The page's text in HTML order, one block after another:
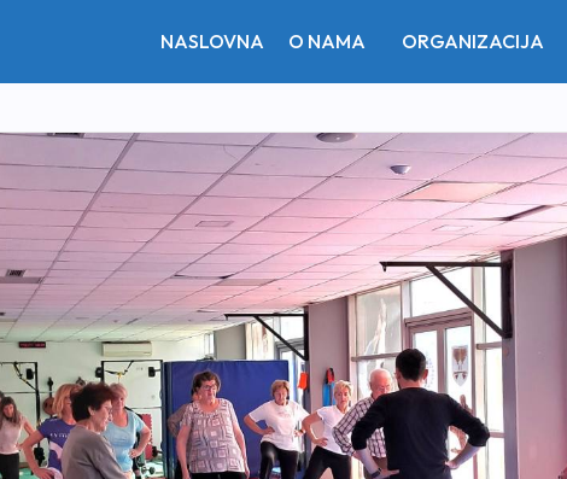
NASLOVNA O NAMA ORGANIZACIJA